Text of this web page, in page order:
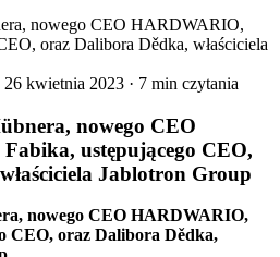
26 kwietnia 2023 · 7 min czytania
nowego CEO
ustępującego CEO,
Jablotron Group
nowego CEO HARDWARIO,
CEO, oraz Dalibora Dědka,